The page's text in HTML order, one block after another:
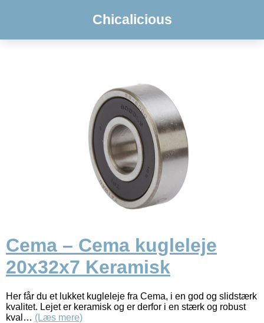
Chicalicious
Cema – Cema kugleleje
20x32x7 Keramisk
Her får du et lukket kugleleje fra Cema, i en god og slidstærk
kvalitet. Lejet er keramisk og er derfor i en stærk og robust
kval… (Læs mere)